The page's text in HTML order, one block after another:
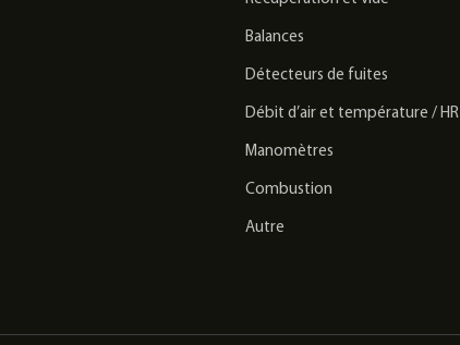
Balances
Détecteurs de fuites
Débit d’air et température / HR
Manomètres
Combustion
Autre